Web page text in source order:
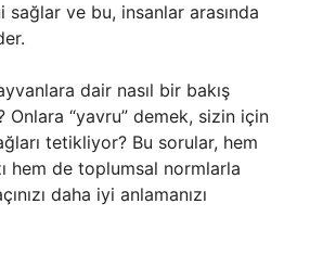
ve bu, insanlar arasında
dair nasıl bir bakış
Onlara “yavru” demek, sizin için
tetikliyor? Bu sorular, hem
hem de toplumsal normlarla
daha iyi anlamanızı